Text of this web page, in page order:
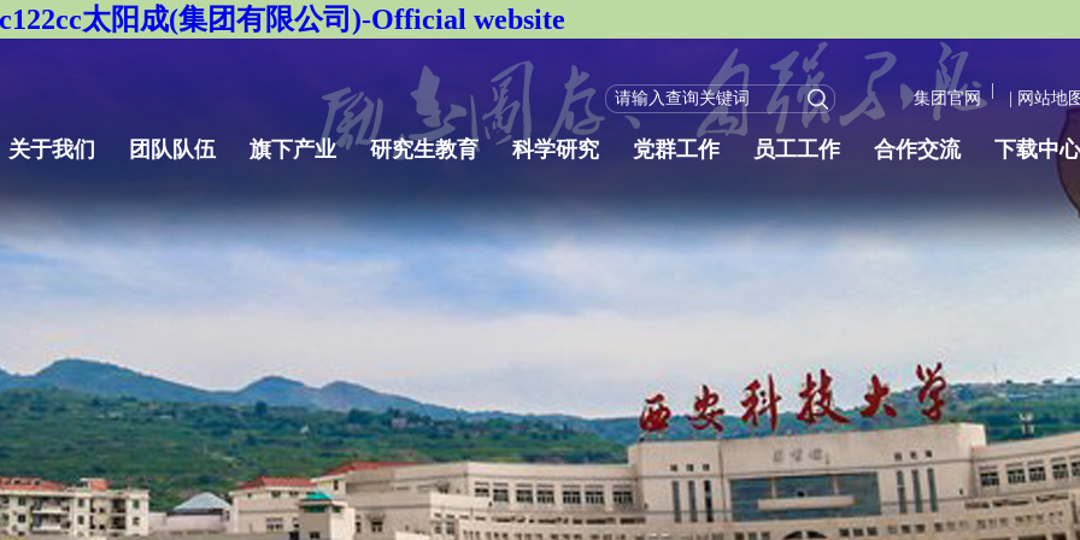
太阳成(集团有限公司)-Official website
集团官网 网站地
关于我们 团队队伍 旗下产业 研究生教育 科学研究 党群工作 员工工作 合作交流 下载中心